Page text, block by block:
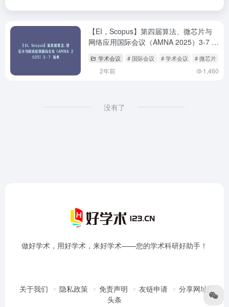
【EI，Scopus】第四届算法、微芯片与
网络应用国际会议（AMNA 2025）3-7 扬
学术会议 # 国际会议 # 学术会议 # 微芯片
2年前 1,460
没有了
做好学术，用好学术，来好学术——您的学术科研好助手！
关于我们 隐私政策 免责声明 友链申请
分享网址/
头条